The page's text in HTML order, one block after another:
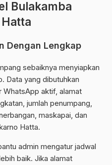
Bulakamba
Dengan Lengkap
sebaiknya menyiapkan
Data yang dibutuhkan
WhatsApp aktif, alamat
jumlah penumpang,
maskapai, dan
Hatta.
admin mengatur jadwal
baik. Jika alamat